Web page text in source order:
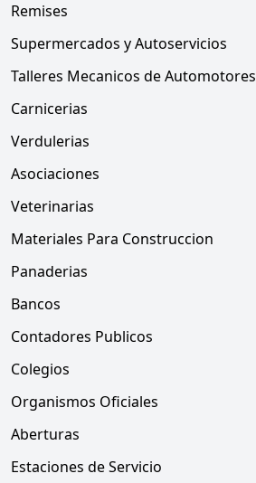
Remises
Supermercados y Autoservicios
Talleres Mecanicos de Automotores
Carnicerias
Verdulerias
Asociaciones
Veterinarias
Materiales Para Construccion
Panaderias
Bancos
Contadores Publicos
Colegios
Organismos Oficiales
Aberturas
Estaciones de Servicio